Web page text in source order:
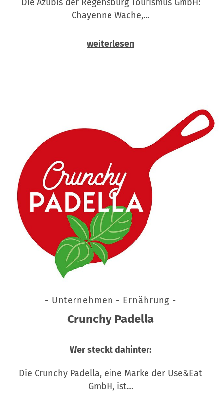
Die Azubis der Regensburg Tourismus GmbH:
Chayenne Wache,…
weiterlesen
- Unternehmen - Ernährung -
Crunchy Padella
Wer steckt dahinter:
Die Crunchy Padella, eine Marke der Use&Eat
GmbH, ist…